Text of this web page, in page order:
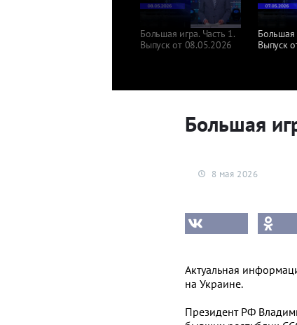
Большая игра. Часть 1.
Выпуск от 08.05.2026
Большая
Выпуск
Большая
8 мая 2026
Актуальная
на Украине.
Президент РФ